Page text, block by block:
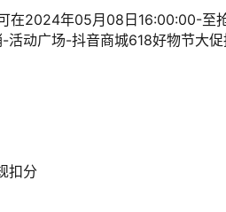
在2024年05月08日16:00:00-至
动广场-抖音商城618好物节大促
扣分